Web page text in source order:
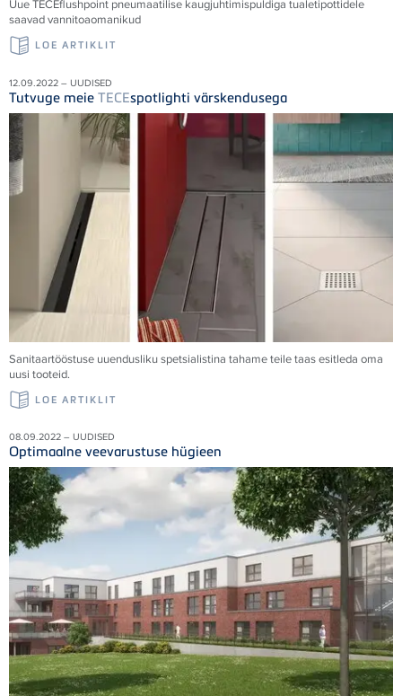
UueTECEflushpoint pneumaatilise kaugjuhtimispuldiga tualetipottidele
saavad vannitoaomanikud
LOE ARTIKLIT
12.09.2022 – UUDISED
Tutvuge meie TECEspotlighti värskendusega
Sanitaartööstuse uuendusliku spetsialistina tahame teile taas esitleda oma
uusi tooteid.
LOE ARTIKLIT
08.09.2022 – UUDISED
Optimaalne veevarustuse hügieen